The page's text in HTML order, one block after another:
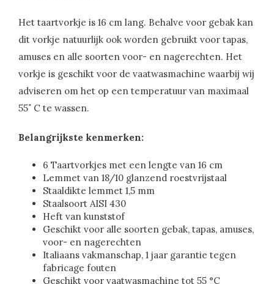
Het taartvorkje is 16 cm lang. Behalve voor gebak kan
dit vorkje natuurlijk ook worden gebruikt voor tapas,
amuses en alle soorten voor- en nagerechten. Het
vorkje is geschikt voor de vaatwasmachine waarbij wij
adviseren om het op een temperatuur van maximaal
55˚ C te wassen.
Belangrijkste kenmerken:
6 Taartvorkjes met een lengte van 16 cm
Lemmet van 18/10 glanzend roestvrijstaal
Staaldikte lemmet 1,5 mm
Staalsoort AISI 430
Heft van kunststof
Geschikt voor alle soorten gebak, tapas, amuses,
voor- en nagerechten
Italiaans vakmanschap, 1 jaar garantie tegen
fabricage fouten
Geschikt voor vaatwasmachine tot 55 °C